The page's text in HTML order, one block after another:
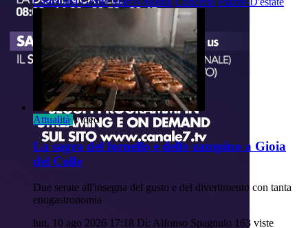
Attualità Video
La sagra del fornello e dello zampino a Gioia
del Colle
Due serate all'insegna del gusto e del divertimento con tanta
enogastronomia
lun, 10 ago 2026 17:18 Di: Alfonso Spagnulo 163 viste